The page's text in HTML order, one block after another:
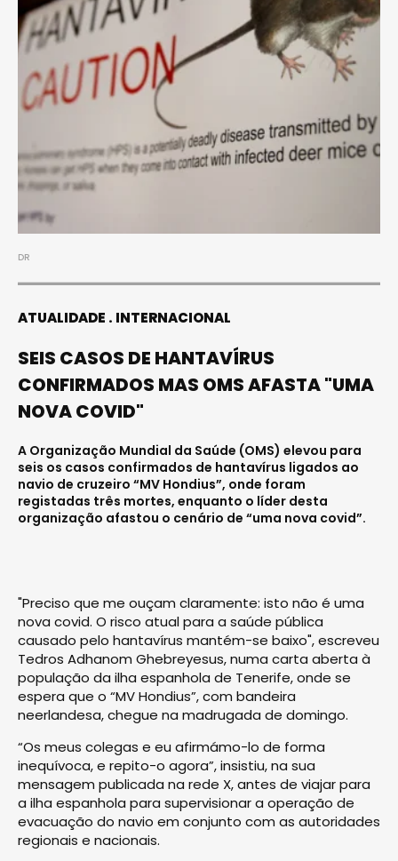
DR
ATUALIDADE INTERNACIONAL
SEIS CASOS DE HANTAVÍRUS
CONFIRMADOS MAS OMS AFASTA "UMA
NOVA COVID"
A Organização Mundial da Saúde (OMS) elevou para
seis os casos confirmados de hantavírus ligados ao
navio de cruzeiro “MV Hondius”, onde foram
registadas três mortes, enquanto o líder desta
organização afastou o cenário de “uma nova covid”.
"Preciso que me ouçam claramente: isto não é uma
nova covid. O risco atual para a saúde pública
causado pelo hantavírus mantém-se baixo", escreveu
Tedros Adhanom Ghebreyesus, numa carta aberta à
população da ilha espanhola de Tenerife, onde se
espera que o “MV Hondius”, com bandeira
neerlandesa, chegue na madrugada de domingo.
“Os meus colegas e eu afirmámo-lo de forma
inequívoca, e repito-o agora”, insistiu, na sua
mensagem publicada na rede X, antes de viajar para
a ilha espanhola para supervisionar a operação de
evacuação do navio em conjunto com as autoridades
regionais e nacionais.